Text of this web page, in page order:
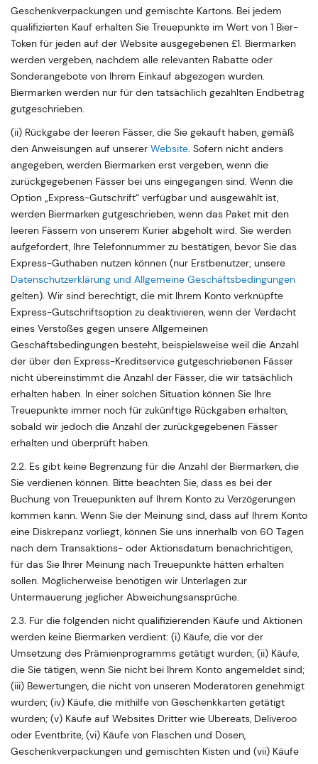
Geschenkverpackungen und gemischte Kartons. Bei jedem
qualifizierten Kauf erhalten Sie Treuepunkte im Wert von 1 Bier-
Token für jeden auf der Website ausgegebenen £1. Biermarken
werden vergeben, nachdem alle relevanten Rabatte oder
Sonderangebote von Ihrem Einkauf abgezogen wurden.
Biermarken werden nur für den tatsächlich gezahlten Endbetrag
gutgeschrieben.
(ii) Rückgabe der leeren Fässer, die Sie gekauft haben, gemäß
den Anweisungen auf unserer Website. Sofern nicht anders
angegeben, werden Biermarken erst vergeben, wenn die
zurückgegebenen Fässer bei uns eingegangen sind. Wenn die
Option „Express-Gutschrift“ verfügbar und ausgewählt ist,
werden Biermarken gutgeschrieben, wenn das Paket mit den
leeren Fässern von unserem Kurier abgeholt wird. Sie werden
aufgefordert, Ihre Telefonnummer zu bestätigen, bevor Sie das
Express-Guthaben nutzen können (nur Erstbenutzer; unsere
Datenschutzerklärung und Allgemeine Geschäftsbedingungen
gelten). Wir sind berechtigt, die mit Ihrem Konto verknüpfte
Express-Gutschriftsoption zu deaktivieren, wenn der Verdacht
eines Verstoßes gegen unsere Allgemeinen
Geschäftsbedingungen besteht, beispielsweise weil die Anzahl
der über den Express-Kreditservice gutgeschriebenen Fässer
nicht übereinstimmt die Anzahl der Fässer, die wir tatsächlich
erhalten haben. In einer solchen Situation können Sie Ihre
Treuepunkte immer noch für zukünftige Rückgaben erhalten,
sobald wir jedoch die Anzahl der zurückgegebenen Fässer
erhalten und überprüft haben.
2.2. Es gibt keine Begrenzung für die Anzahl der Biermarken, die
Sie verdienen können. Bitte beachten Sie, dass es bei der
Buchung von Treuepunkten auf Ihrem Konto zu Verzögerungen
kommen kann. Wenn Sie der Meinung sind, dass auf Ihrem Konto
eine Diskrepanz vorliegt, können Sie uns innerhalb von 60 Tagen
nach dem Transaktions- oder Aktionsdatum benachrichtigen,
für das Sie Ihrer Meinung nach Treuepunkte hätten erhalten
sollen. Möglicherweise benötigen wir Unterlagen zur
Untermauerung jeglicher Abweichungsansprüche.
2.3. Für die folgenden nicht qualifizierenden Käufe und Aktionen
werden keine Biermarken verdient: (i) Käufe, die vor der
Umsetzung des Prämienprogramms getätigt wurden; (ii) Käufe,
die Sie tätigen, wenn Sie nicht bei Ihrem Konto angemeldet sind;
(iii) Bewertungen, die nicht von unseren Moderatoren genehmigt
wurden; (iv) Käufe, die mithilfe von Geschenkkarten getätigt
wurden; (v) Käufe auf Websites Dritter wie Ubereats, Deliveroo
oder Eventbrite, (vi) Käufe von Flaschen und Dosen,
Geschenkverpackungen und gemischten Kisten und (vii) Käufe